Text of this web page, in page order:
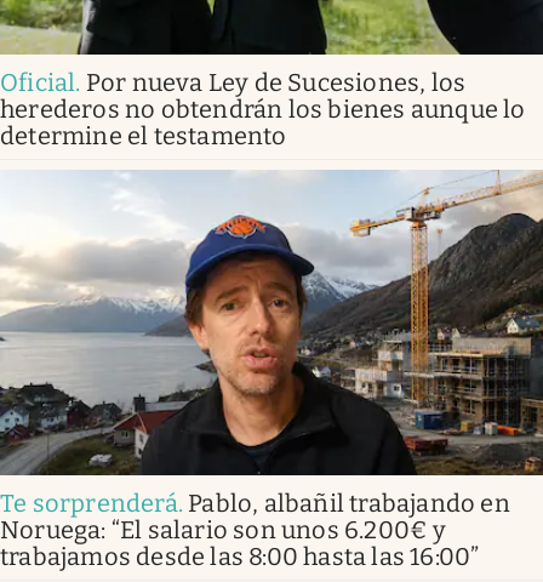
Oficial. Por nueva Ley de Sucesiones, los
herederos no obtendrán los bienes aunque lo
determine el testamento
Te sorprenderá. Pablo, albañil trabajando en
Noruega: “El salario son unos 6.200€ y
trabajamos desde las 8:00 hasta las 16:00”